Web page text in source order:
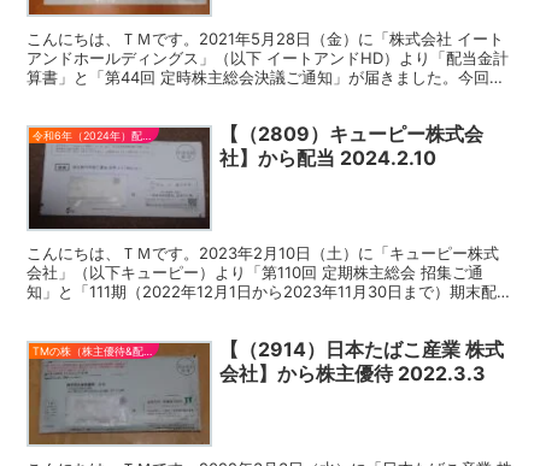
こんにちは、ＴＭです。2021年5月28日（金）に「株式会社 イート
アンドホールディングス」（以下 イートアンドHD）より「配当金計
算書」と「第44回 定時株主総会決議ご通知」が届きました。今回の
令和6年（2024年）配当金
【（2809）キューピー株式会
社】から配当 2024.2.10
こんにちは、ＴＭです。2023年2月10日（土）に「キューピー株式
会社」（以下キューピー）より「第110回 定期株主総会 招集ご通
知」と「111期（2022年12月1日から2023年11月30日まで）期末配当
【（2914）日本たばこ産業 株式
会社】から株主優待 2022.3.3